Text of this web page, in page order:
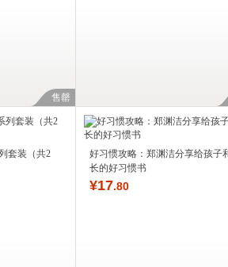
售罄
套装（共2
好习惯攻略：郑渊洁分享给孩子
长的好习惯书
¥17.80